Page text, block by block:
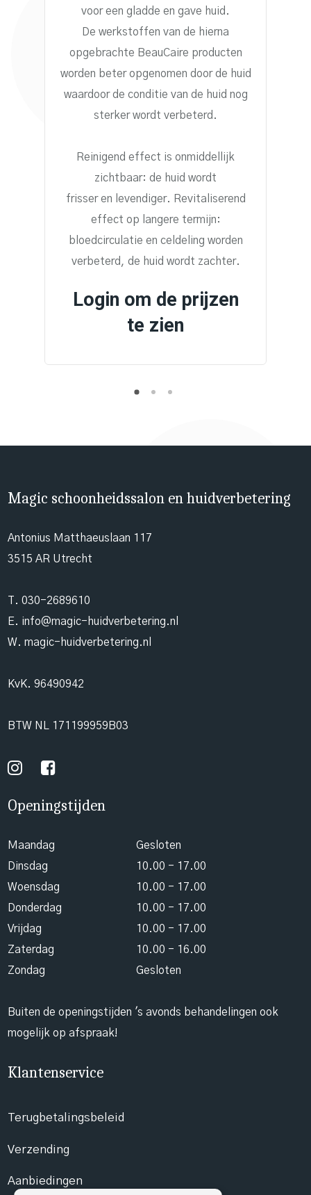
voor een gladde en gave huid.
De werkstoffen van de hierna
opgebrachte BeauCaire producten
worden beter opgenomen door de huid
waardoor de conditie van de huid nog
sterker wordt verbeterd.
Reinigend effect is onmiddellijk
zichtbaar: de huid wordt
frisser en levendiger. Revitaliserend
effect op langere termijn:
bloedcirculatie en celdeling worden
verbeterd, de huid wordt zachter.
Login om de prijzen
te zien
Magic schoonheidssalon en huidverbetering
Antonius Matthaeuslaan 117
3515 AR Utrecht
T. 030-2689610
E. info@magic-huidverbetering.nl
W. magic-huidverbetering.nl
KvK. 96490942
BTW NL 171199959B03
Openingstijden
Maandag
Gesloten
Dinsdag
10.00 - 17.00
Woensdag
10.00 - 17.00
Donderdag
10.00 - 17.00
Vrijdag
10.00 - 17.00
Zaterdag
10.00 - 16.00
Zondag
Gesloten
Buiten de openingstijden 's avonds behandelingen ook
mogelijk op afspraak!
Klantenservice
Terugbetalingsbeleid
Verzending
Aanbiedingen